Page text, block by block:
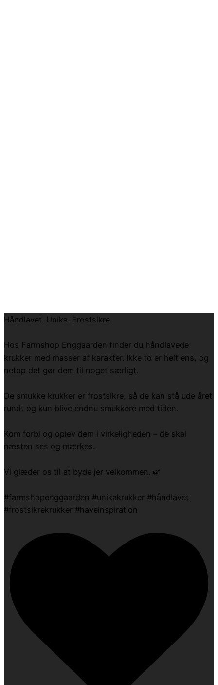
Håndlavet. Unika. Frostsikre.
Hos Farmshop Enggaarden finder du håndlavede
krukker med masser af karakter. Ikke to er helt ens, og
netop det gør dem til noget særligt.
De smukke krukker er frostsikre, så de kan stå ude året
rundt og kun blive endnu smukkere med tiden.
Kom forbi og oplev dem i virkeligheden – de skal
næsten ses og mærkes.
Vi glæder os til at byde jer velkommen. 🌿
#farmshopenggaarden #unikakrukker #håndlavet
#frostsikrekrukker #haveinspiration